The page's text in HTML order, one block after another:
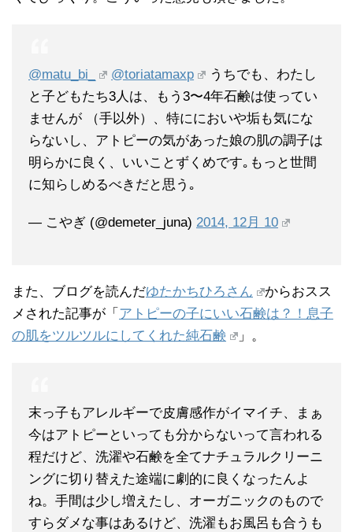
@matu_bi_ @toriatamaxp
うちでも、わたし
と子どもたち3人は、もう3〜4年石鹸は使ってい
ませんが （手以外）、特ににおいや垢も気にな
らないし、アトピーの気があった娘の肌の調子は
明らかに良く、いいことずくめです｡もっと世間
に知らしめるべきだと思う｡
— こやぎ (@demeter_juna) 2014, 12月 10
また、ブログを読んだゆたかちひろさん
からおスス
メされた記事が「 アトピーの子にいい石鹸は？！息子
の肌をツルツルにしてくれた純石鹸
」。
末っ子もアレルギーで皮膚感作がイマイチ、まぁ
今はアトピーといっても分からないって言われる
程だけど、洗濯や石鹸を全てナチュラルクリーニ
ングに切り替えた途端に劇的に良くなったんよ
ね。手間は少し増えたし、オーガニックのもので
すらダメな事はあるけど、洗濯もお風呂も合うも